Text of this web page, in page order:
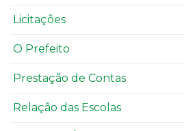
Licitações
O Prefeito
Prestação de Contas
Relação das Escolas